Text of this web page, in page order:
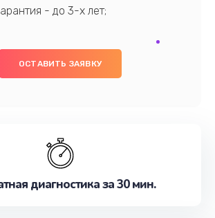
- до 3-х лет;
ОСТАВИТЬ ЗАЯВКУ
диагностика за 30 мин.